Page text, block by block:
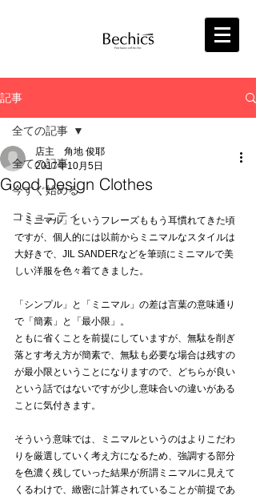
記事
全ての記事
今すぐ始める
コミュニティ
全ての記事
Good Design Clothes
店主 角地 俊耶
2017年10月5日
「ミニマル」というフレーズももう耳慣れてきた頃
ですが、個人的には以前からミニマルなスタイルは
大好きで、JIL SANDERなどを筆頭にミニマルで美
しい洋服を色々着てきました。
「シンプル」と「ミニマル」の差は言葉の意味通り
で「簡素」と「最小限」。
ともに省くことを前提にしていますが、無駄を削ぎ
落とす考え方が簡素で、無駄も必要な場合は残すの
が最小限ということになりますので、どちらが良い
という話ではないですが少し意味合いの違いがある
ことに気付きます。
そういう意味では、ミニマルというのはよりこだわ
りを厳選していく考え方になるため、強調する部分
を色濃く残していった結果が所謂ミニマルに見えて
くるわけで、緻密に計算されていることが前提であ